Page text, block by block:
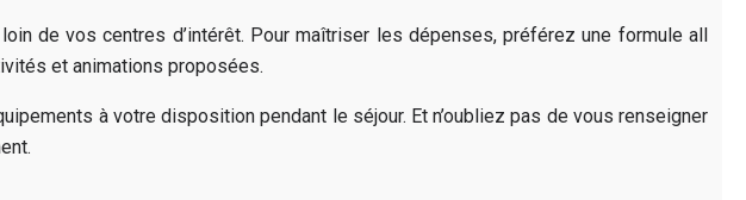
de vos centres d’intérêt. Pour maîtriser les dépenses, préférez une formule all
et animations proposées.
à votre disposition pendant le séjour. Et n’oubliez pas de vous renseigner